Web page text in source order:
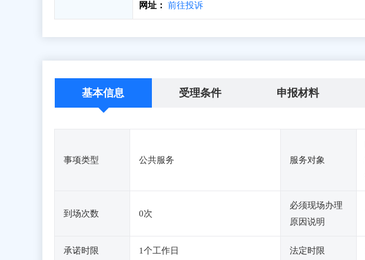
网址：
前往投诉
基本信息 受理条件 申报材料
事项类型 公共服务 服务对象
到场次数 0次
必须现场办理
原因说明
承诺时限 1个工作日 法定时限